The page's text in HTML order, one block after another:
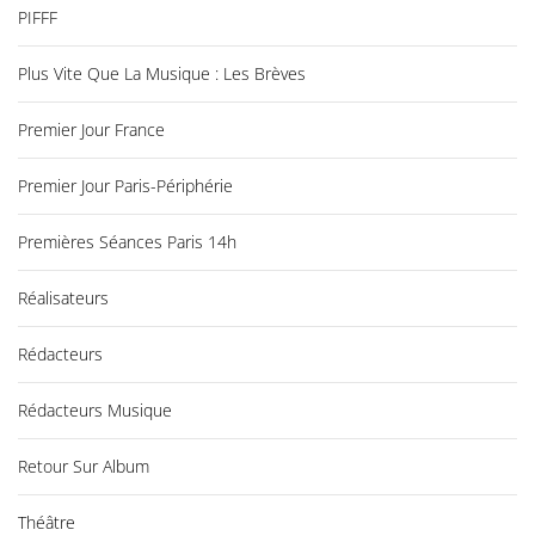
PIFFF
Plus Vite Que La Musique : Les Brèves
Premier Jour France
Premier Jour Paris-Périphérie
Premières Séances Paris 14h
Réalisateurs
Rédacteurs
Rédacteurs Musique
Retour Sur Album
Théâtre